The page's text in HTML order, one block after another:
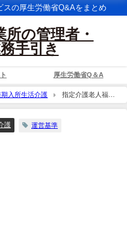
の厚生労働省Q&Aをまとめ
所の管理者・
手引き
厚生労働省Q＆A
入所生活介護
指定介護老人福祉
所生活介護事業所が、指定の更新の
護 運営基準